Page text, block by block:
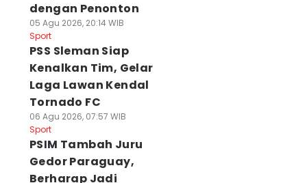
dengan Penonton
05 Agu 2026, 20:14 WIB
Sport
PSS Sleman Siap
Kenalkan Tim, Gelar
Laga Lawan Kendal
Tornado FC
06 Agu 2026, 07:57 WIB
Sport
PSIM Tambah Juru
Gedor Paraguay,
Berharap Jadi